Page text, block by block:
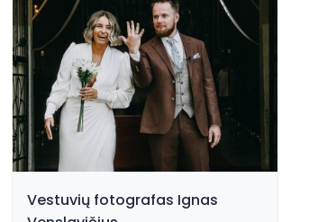
Vestuvių fotografas Ignas